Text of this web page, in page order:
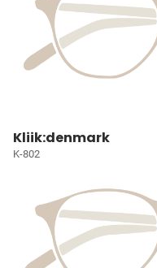
Kliik:denmark
K-802